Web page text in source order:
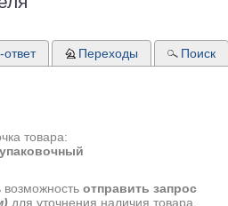
товара:
отправить запрос
для уточнения наличия товара,
Переходы Поиск